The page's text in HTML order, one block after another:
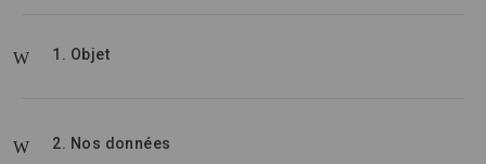
1. Objet
2. Nos données